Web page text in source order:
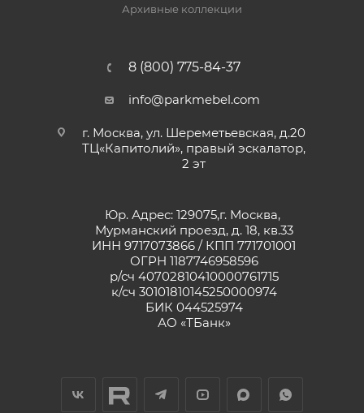
Архивные коллекции
8 (800) 775-84-37
info@parkmebel.com
г. Москва, ул. Шереметьевская, д.20
ТЦ«Капитолий», правый эскалатор,
2 эт
Юр. Адрес: 129075,г. Москва,
Мурманский проезд, д. 18, кв.33
ИНН 9717073866 / КПП 771701001
ОГРН 1187746958596
р/сч 40702810410000761715
к/сч 30101810145250000974
БИК 044525974
АО «ТБанк»